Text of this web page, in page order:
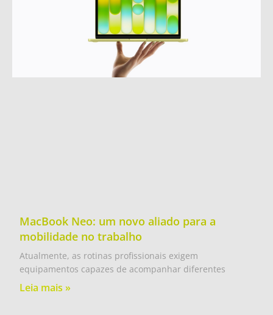
MacBook Neo: um novo aliado para a
mobilidade no trabalho
Atualmente, as rotinas profissionais exigem
equipamentos capazes de acompanhar diferentes
Leia mais »